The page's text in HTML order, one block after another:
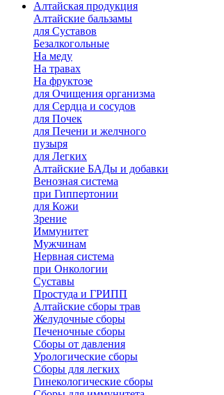
Алтайская продукция
Алтайские бальзамы
для Суставов
Безалкогольные
На меду
На травах
На фруктозе
для Очищения организма
для Сердца и сосудов
для Почек
для Печени и желчного
пузыря
для Легких
Алтайские БАДы и добавки
Венозная система
при Гиппертонии
для Кожи
Зрение
Иммунитет
Мужчинам
Нервная система
при Онкологии
Суставы
Простуда и ГРИПП
Алтайские сборы трав
Желудочные сборы
Печеночные сборы
Сборы от давления
Урологические сборы
Сборы для легких
Гинекологические сборы